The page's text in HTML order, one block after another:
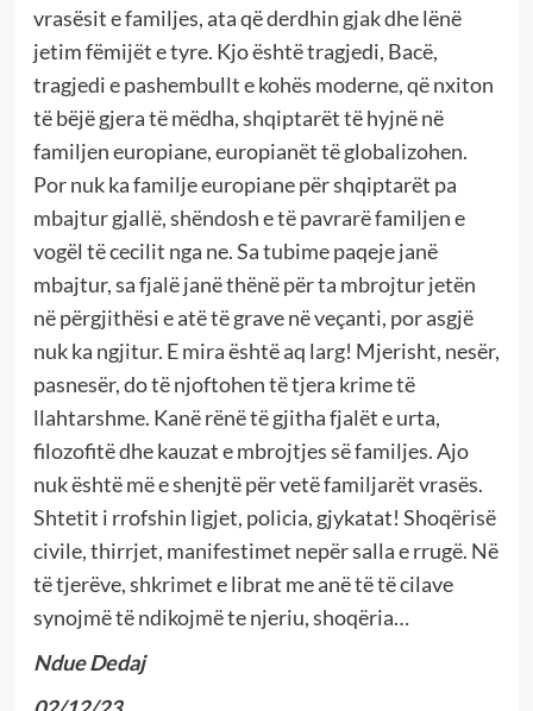
vrasësit e familjes, ata që derdhin gjak dhe lënë
jetim fëmijët e tyre. Kjo është tragjedi, Bacë,
tragjedi e pashembullt e kohës moderne, që nxiton
të bëjë gjera të mëdha, shqiptarët të hyjnë në
familjen europiane, europianët të globalizohen.
Por nuk ka familje europiane për shqiptarët pa
mbajtur gjallë, shëndosh e të pavrarë familjen e
vogël të cecilit nga ne. Sa tubime paqeje janë
mbajtur, sa fjalë janë thënë për ta mbrojtur jetën
në përgjithësi e atë të grave në veçanti, por asgjë
nuk ka ngjitur. E mira është aq larg! Mjerisht, nesër,
pasnesër, do të njoftohen të tjera krime të
llahtarshme. Kanë rënë të gjitha fjalët e urta,
filozofitë dhe kauzat e mbrojtjes së familjes. Ajo
nuk është më e shenjtë për vetë familjarët vrasës.
Shtetit i rrofshin ligjet, policia, gjykatat! Shoqërisë
civile, thirrjet, manifestimet nepër salla e rrugë. Në
të tjerëve, shkrimet e librat me anë të të cilave
synojmë të ndikojmë te njeriu, shoqëria…
Ndue Dedaj